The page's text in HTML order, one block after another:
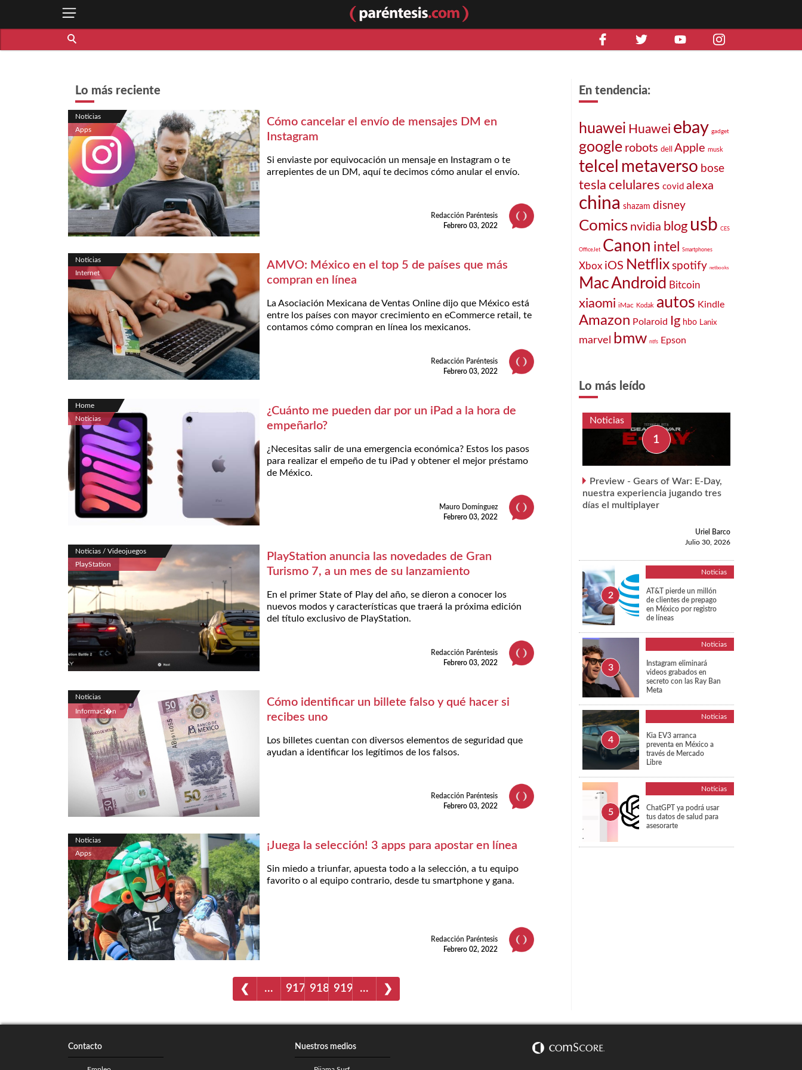
Lo más reciente
Noticias
Apps
Cómo cancelar el envío de mensajes DM en
Instagram
Si enviaste por equivocación un mensaje en Instagram o te
arrepientes de un DM, aquí te decimos cómo anular el envío.
Redacción Paréntesis
Febrero 03, 2022
Noticias
Internet
AMVO: México en el top 5 de países que más
compran en línea
La Asociación Mexicana de Ventas Online dijo que México está
entre los países con mayor crecimiento en eCommerce retail, te
contamos cómo compran en línea los mexicanos.
Redacción Paréntesis
Febrero 03, 2022
Home
Noticias
¿Cuánto me pueden dar por un iPad a la hora de
empeñarlo?
¿Necesitas salir de una emergencia económica? Estos los pasos
para realizar el empeño de tu iPad y obtener el mejor préstamo
de México.
Mauro Domínguez
Febrero 03, 2022
Noticias / Videojuegos
PlayStation
PlayStation anuncia las novedades de Gran
Turismo 7, a un mes de su lanzamiento
En el primer State of Play del año, se dieron a conocer los
nuevos modos y características que traerá la próxima edición
del título exclusivo de PlayStation.
Redacción Paréntesis
Febrero 03, 2022
Noticias
Informaci�n
Cómo identificar un billete falso y qué hacer si
recibes uno
Los billetes cuentan con diversos elementos de seguridad que
ayudan a identificar los legítimos de los falsos.
Redacción Paréntesis
Febrero 03, 2022
Noticias
Apps
¡Juega la selección! 3 apps para apostar en línea
Sin miedo a triunfar, apuesta todo a la selección, a tu equipo
favorito o al equipo contrario, desde tu smartphone y gana.
Redacción Paréntesis
Febrero 02, 2022
❮ … 917 918 919 … ❯
En tendencia:
huawei Huawei ebay gadget
google robots dell Apple musk
telcel metaverso bose
tesla celulares covid alexa
china shazam disney
Comics nvidia blog usb CES
OfficeJet Canon intel Smartphones
Xbox iOS Netflix spotify netbooks
MacAndroid Bitcoin
xiaomi iMac Kodak autos Kindle
Amazon Polaroid Ig hbo Lanix
marvel bmw ntfs Epson
Lo más leído
Noticias
Preview - Gears of War: E-Day,
nuestra experiencia jugando tres
días el multiplayer
Uriel Barco
Julio 30, 2026
Noticias
AT&T pierde un millón
de clientes de prepago
en México por registro
de líneas
Noticias
Instagram eliminará
videos grabados en
secreto con las Ray Ban
Meta
Noticias
Kia EV3 arranca
preventa en México a
través de Mercado
Libre
Noticias
ChatGPT ya podrá usar
tus datos de salud para
asesorarte
Contacto Nuestros medios